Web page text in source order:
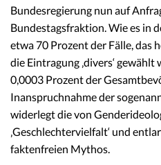
Bundesregierung nun auf
Bundestagsfraktion. Wie es in
etwa 70 Prozent der Fälle, das
die Eintragung ‚divers‘
0,0003 Prozent der
Inanspruchnahme der
widerlegt die von
‚Geschlechtervielfalt‘ und
faktenfreien Mythos.